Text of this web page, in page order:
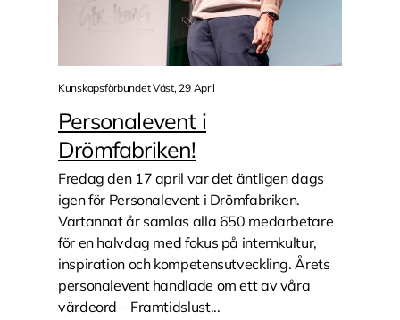
Kunskapsförbundet Väst, 29 April
Personalevent i
Drömfabriken!
Fredag den 17 april var det äntligen dags
igen för Personalevent i Drömfabriken.
Vartannat år samlas alla 650 medarbetare
för en halvdag med fokus på internkultur,
inspiration och kompetensutveckling. Årets
personalevent handlade om ett av våra
värdeord – Framtidslust...